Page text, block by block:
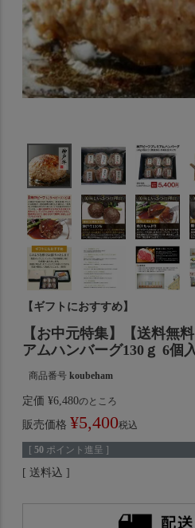
【ギフトにおすすめ】
【お中元特集】【送料無
アムハンバーグ130ｇ 6個
商品番号 koubeham
定価 ¥6,480のところ
販売価格 ¥5,400税込
[ 50 ポイント進呈 ]
送料込